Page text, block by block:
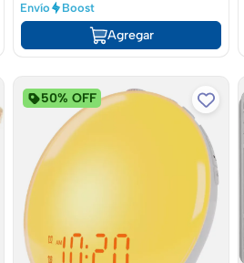
Envío Boost
Agregar
50% OFF